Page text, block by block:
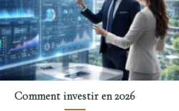
Comment investir en 2026